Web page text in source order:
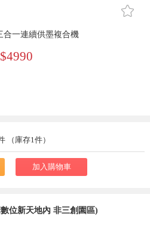
󰄔
合一連續供墨複合機
$4990
（庫存1件）
加入購物車
位新天地內 非三創園區)